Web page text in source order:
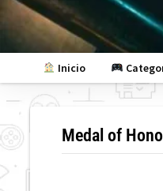
Skip
to
content
Inicio
Medal of